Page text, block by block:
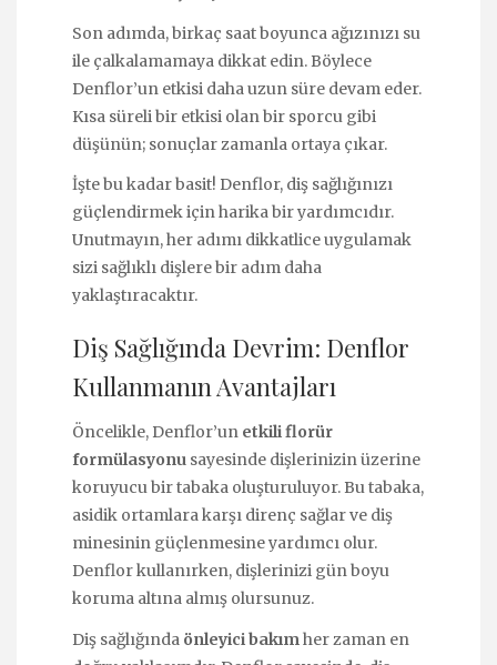
Son adımda, birkaç saat boyunca ağızınızı su
ile çalkalamamaya dikkat edin. Böylece
Denflor’un etkisi daha uzun süre devam eder.
Kısa süreli bir etkisi olan bir sporcu gibi
düşünün; sonuçlar zamanla ortaya çıkar.
İşte bu kadar basit! Denflor, diş sağlığınızı
güçlendirmek için harika bir yardımcıdır.
Unutmayın, her adımı dikkatlice uygulamak
sizi sağlıklı dişlere bir adım daha
yaklaştıracaktır.
Diş Sağlığında Devrim: Denflor
Kullanmanın Avantajları
Öncelikle, Denflor’un etkili florür
formülasyonu sayesinde dişlerinizin üzerine
koruyucu bir tabaka oluşturuluyor. Bu tabaka,
asidik ortamlara karşı direnç sağlar ve diş
minesinin güçlenmesine yardımcı olur.
Denflor kullanırken, dişlerinizi gün boyu
koruma altına almış olursunuz.
Diş sağlığında önleyici bakımher zaman en